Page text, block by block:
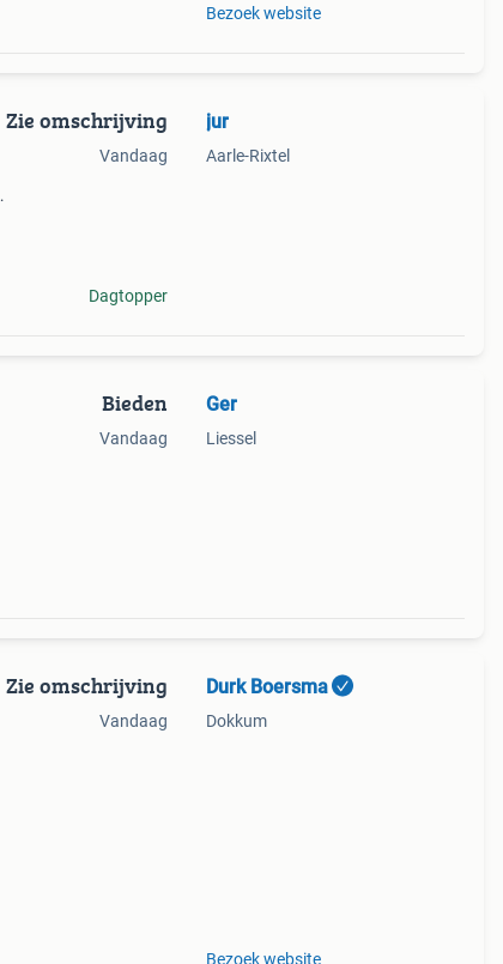
Bezoek website
Zie omschrijving
Vandaag
Dagtopper
jur
Aarle-Rixtel
Bieden
Vandaag
Ger
Liessel
Zie omschrijving
Vandaag
Durk Boersma
Dokkum
Bezoek website